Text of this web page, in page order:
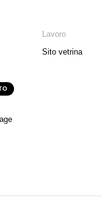
Lavoro
Sito vetrina